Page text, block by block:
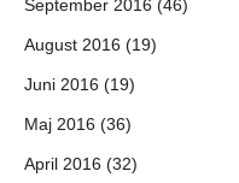
September 2016 (46)
August 2016 (19)
Juni 2016 (19)
Maj 2016 (36)
April 2016 (32)